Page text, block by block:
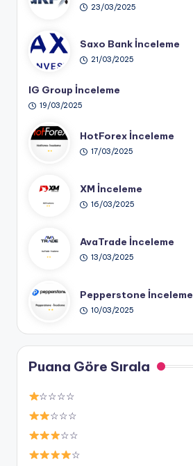
23/03/2025
Saxo Bank İnceleme
21/03/2025
IG Group İnceleme
19/03/2025
HotForex İnceleme
17/03/2025
XM İnceleme
16/03/2025
AvaTrade İnceleme
13/03/2025
Pepperstone İnceleme
10/03/2025
Puana Göre Sırala
☆☆☆☆
☆☆☆
☆☆
☆